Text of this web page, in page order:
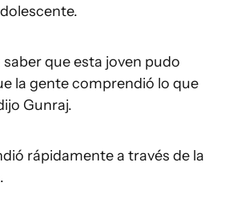
que esta joven pudo
la gente comprendió lo que
Gunraj.
rápidamente a través de la
.